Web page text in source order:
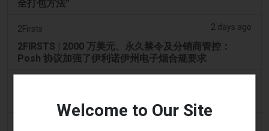
全打包方法”
2Firsts 2 days ago
2FIRSTS | 2000 万美元、永久禁令及分销商管控：
Posh 协议加强了伊利诺伊州电子烟合规要求
烟草法案：Dhlomo 呼吁采取危害减少方法
Welcome to Our Site